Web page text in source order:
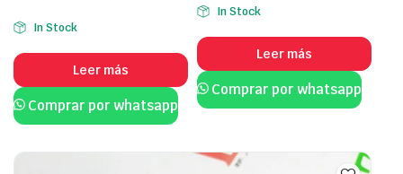
In Stock
Leer más
Comprar por whatsapp
In Stock
Leer más
Comprar por whatsapp